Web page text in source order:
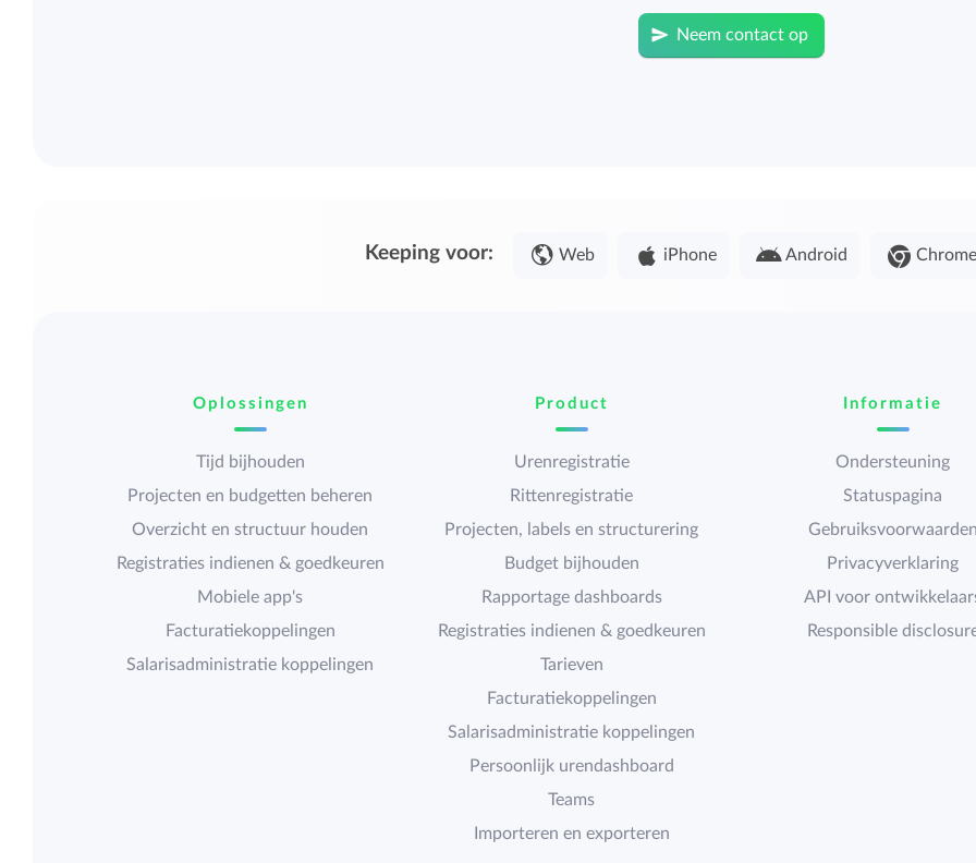
Neem contact op
Keeping voor: Web iPhone Android Chrome
Oplossingen
Tijd bijhouden
Projecten en budgetten beheren
Overzicht en structuur houden
Registraties indienen & goedkeuren
Mobiele app's
Facturatiekoppelingen
Salarisadministratie koppelingen
Product
Urenregistratie
Rittenregistratie
Projecten, labels en structurering
Budget bijhouden
Rapportage dashboards
Registraties indienen & goedkeuren
Tarieven
Facturatiekoppelingen
Salarisadministratie koppelingen
Persoonlijk urendashboard
Teams
Importeren en exporteren
Informatie
Ondersteuning
Statuspagina
Privacyverklaring
API voor
Responsible